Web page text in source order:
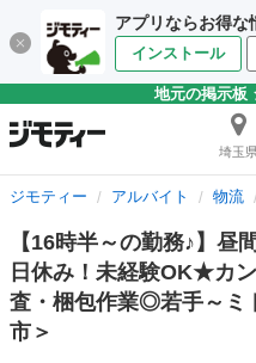
アプリならお得な
インストール
地元の掲示板
埼玉県
ジモティー アルバイト 物流
【16時半～の勤務♪】
日休み！未経験OK★カ
査・梱包作業◎若手～ミ
市＞